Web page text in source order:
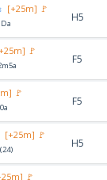
[+25m] 🚩
H5
🚩
F5
🚩
F5
[+25m] 🚩
H5
🚩